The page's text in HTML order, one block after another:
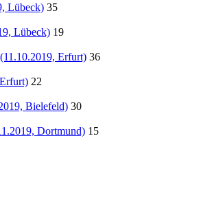
Lübeck) 35
Lübeck) 19
Erfurt) 36
22
Bielefeld) 30
Dortmund) 15